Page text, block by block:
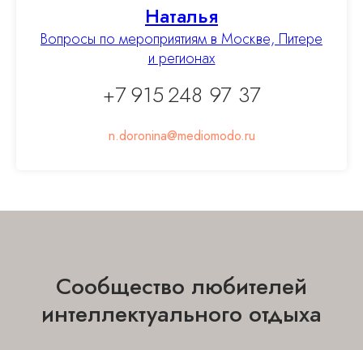
Наталья
Вопросы по мероприятиям в Москве, Питере
и регионах
+7 915 248 97 37
n.doronina@mediomodo.ru
Сообщество любителей
интеллектуального отдыха
Cайт сделан c ♡ chelovek-solnca
ОТПРАВИТЬ